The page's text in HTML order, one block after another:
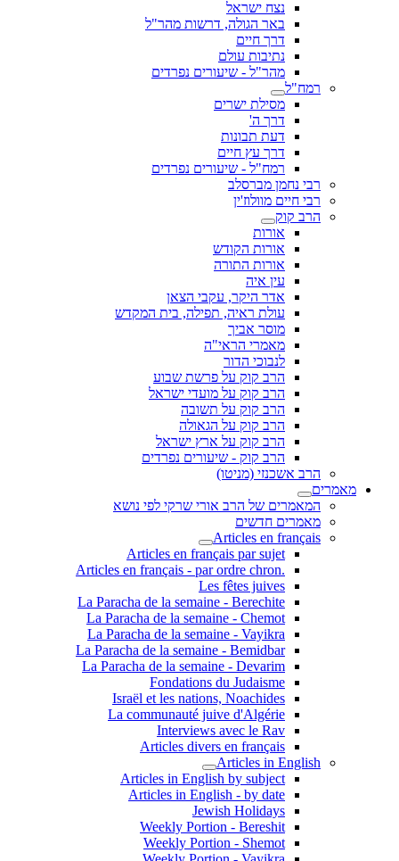
נצח ישראל
באר הגולה, דרשות מהר"ל
דרך חיים
נתיבות עולם
מהר"ל - שיעורים נפרדים
רמח"ל
מסילת ישרים
דרך ה'
דעת תבונות
דרך עץ חיים
רמח"ל - שיעורים נפרדים
רבי נחמן מברסלב
רבי חיים מוולוז'ין
הרב קוק
אורות
אורות הקודש
אורות התורה
עין איה
אדר היקר, עקבי הצאן
עולת ראיה, תפילה, בית המקדש
מוסר אביך
מאמרי הראי"ה
לנבוכי הדור
הרב קוק על פרשת שבוע
הרב קוק על מועדי ישראל
הרב קוק על תשובה
הרב קוק על הגאולה
הרב קוק על ארץ ישראל
הרב קוק - שיעורים נפרדים
הרב אשכנזי (מניטו)
מאמרים
המאמרים של הרב אורי שרקי לפי נושא
מאמרים חדשים
Articles en français
Articles en français par sujet
.Articles en français - par ordre chron
Les fêtes juives
La Paracha de la semaine - Berechite
La Paracha de la semaine - Chemot
La Paracha de la semaine - Vayikra
La Paracha de la semaine - Bemidbar
La Paracha de la semaine - Devarim
Fondations du Judaisme
Israël et les nations, Noachides
La communauté juive d'Algérie
Interviews avec le Rav
Articles divers en français
Articles in English
Articles in English by subject
Articles in English - by date
Jewish Holidays
Weekly Portion - Bereshit
Weekly Portion - Shemot